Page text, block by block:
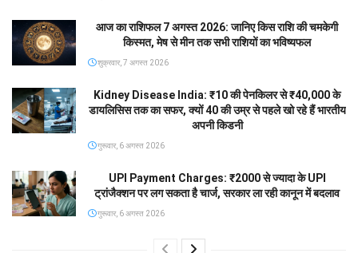
आज का राशिफल 7 अगस्त 2026: जानिए किस राशि की चमकेगी
किस्मत, मेष से मीन तक सभी राशियों का भविष्यफल
शुक्रवार, 7 अगस्त 2026
Kidney Disease India: ₹10 की पेनकिलर से ₹40,000 के
डायलिसिस तक का सफर, क्यों 40 की उम्र से पहले खो रहे हैं भारतीय
अपनी किडनी
गुरूवार, 6 अगस्त 2026
UPI Payment Charges: ₹2000 से ज्यादा के UPI
ट्रांजैक्शन पर लग सकता है चार्ज, सरकार ला रही कानून में बदलाव
गुरूवार, 6 अगस्त 2026